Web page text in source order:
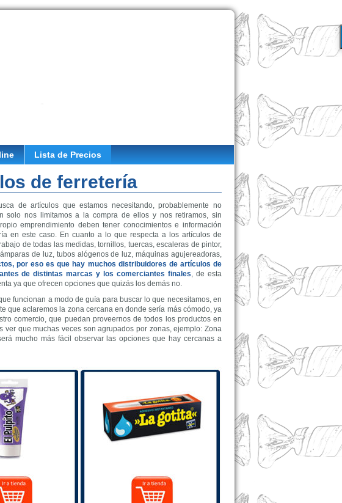
Lista de Precios
de ferretería
de artículos que estamos necesitando, probablemente no
solo nos limitamos a la compra de ellos y nos retiramos, sin
emprendimiento deben tener conocimientos e información
en este caso. En cuanto a lo que respecta a los artículos de
de todas las medidas, tornillos, tuercas, escaleras de pintor,
de luz, tubos alógenos de luz, máquinas agujereadoras,
por eso es que hay muchos distribuidores de artículos de
de distintas marcas y los comerciantes finales, de esta
ya que ofrecen opciones que quizás los demás no.
funcionan a modo de guía para buscar lo que necesitamos, en
que aclaremos la zona cercana en donde sería más cómodo, ya
comercio, que puedan proveernos de todos los productos en
ver que muchas veces son agrupados por zonas, ejemplo: Zona
mucho más fácil observar las opciones que hay cercanas a